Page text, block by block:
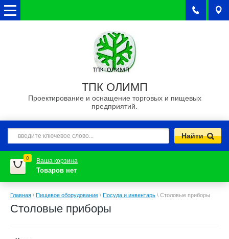
ТПК ОЛИМП
Проектирование и оснащение торговых и пищевых
предприятий.
0 Ваша корзина
Товаров нет
Главная \ Пищевое оборудование \ Посуда и инвентарь \ Столовые приборы
Столовые приборы